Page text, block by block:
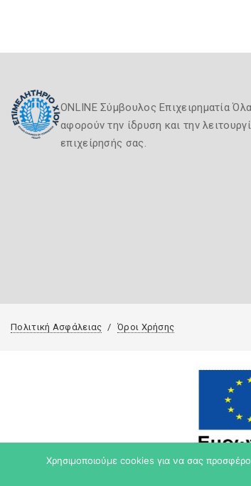
ONLINE Σύμβουλος Επιχειρηματία
αφορούν την ίδρυση και την
επιχείρησής σας.
Πολιτική Ασφάλειας Όροι Χρήσης
Χρησιμοποιούμε cookies για να σας